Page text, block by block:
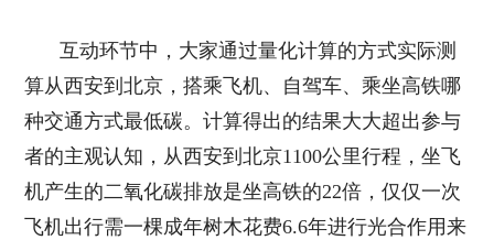
互动环节中，大家通过量化计算的方式实际测
算从西安到北京，搭乘飞机、自驾车、乘坐高铁哪
种交通方式最低碳。计算得出的结果大大超出参与
者的主观认知，从西安到北京1100公里行程，坐飞
机产生的二氧化碳排放是坐高铁的22倍，仅仅一次
飞机出行需一棵成年树木花费6.6年进行光合作用来